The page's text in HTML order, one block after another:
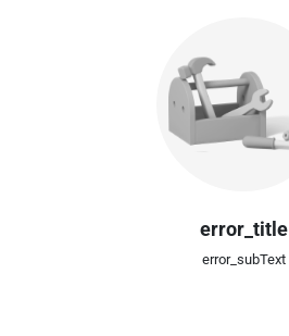
error_title
error_subText